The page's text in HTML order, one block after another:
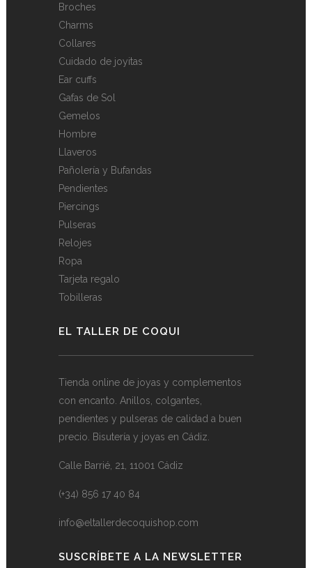
Broches
Charms
Collares
Cuidado de joyitas
Ear cuffs
Gafas de Sol
Gemelos
Hombre
Llaveros
Pañolería y Bufandas
Pendientes
Piercings
Pulseras
Relojes
Ropa
Tarjeta regalo
Tobilleras
EL TALLER DE COQUI
Tienda online de joyas y complementos
con encanto. Anillos, colgantes,
pendientes y pulseras de calidad a buen
precio. Bisutería y joyas en Cádiz.
Calle Barrié, 21, 11001 Cádiz
(+34) 856 17 40 84
info@eltallerdecoquishop.com
SUSCRÍBETE A LA NEWSLETTER